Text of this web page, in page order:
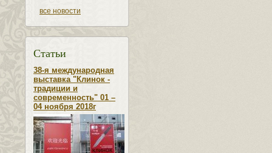
все новости
Статьи
38-я международная
выставка "Клинок -
традиции и
современность" 01 –
04 ноября 2018г